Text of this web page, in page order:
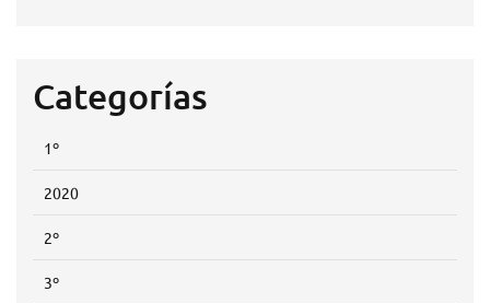
Categorías
1º
2020
2º
3º